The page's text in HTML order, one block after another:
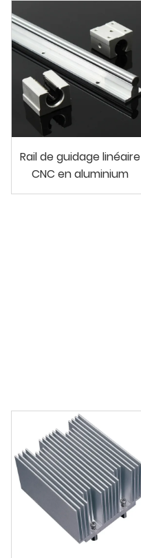
Rail de guidage linéaire
CNC en aluminium